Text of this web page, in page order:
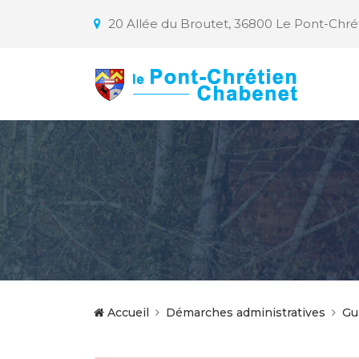
20 Allée du Broutet, 36800 Le Pont-
Accueil Démarches administratives